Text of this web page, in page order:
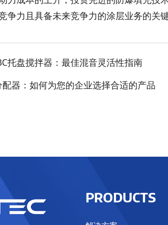
争力且具备未来竞争力的涂层业务的关键
托盘搅拌器：最佳混音灵活性指南
配器：如何为您的企业选择合适的产品
PRODUCTS